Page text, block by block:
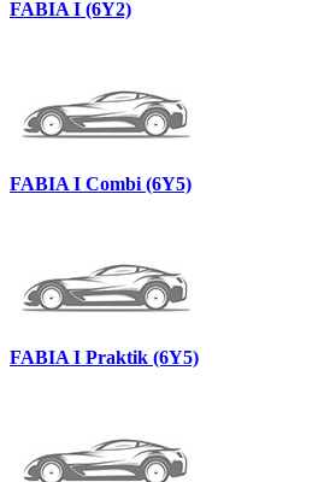
FABIA I (6Y2)
FABIA I Combi (6Y5)
FABIA I Praktik (6Y5)